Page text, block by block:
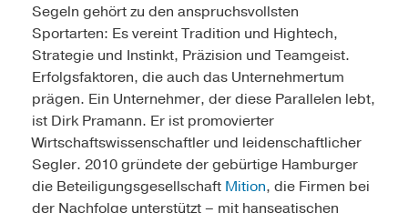
Segeln gehört zu den anspruchsvollsten
Sportarten: Es vereint Tradition und Hightech,
Strategie und Instinkt, Präzision und Teamgeist.
Erfolgsfaktoren, die auch das Unternehmertum
prägen. Ein Unternehmer, der diese Parallelen lebt,
ist Dirk Pramann. Er ist promovierter
Wirtschaftswissenschaftler und leidenschaftlicher
Segler. 2010 gründete der gebürtige Hamburger
die Beteiligungsgesellschaft Mition, die Firmen bei
der Nachfolge unterstützt – mit hanseatischen